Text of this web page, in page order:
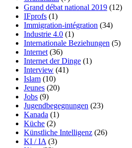
Grand débat national 2019 (12)
IFprofs (1)
Immigration-intégration (34)
Industrie 4.0 (1)
Internationale Beziehungen (5)
Internet (36)
Internet der Dinge (1)
Interview (41)
Islam (10)
Jeunes (20)
Jobs (9)
Jugendbegegnungen (23)
Kanada (1)
Küche (2)
Künstliche Intelligenz (26)
KI / IA (3)